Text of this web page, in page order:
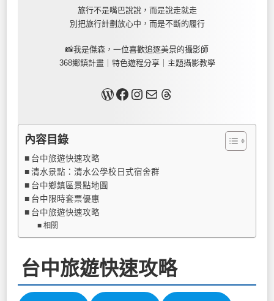
旅行不是嘴巴說說，而是說走就走
別把旅行計劃放心中，而是不斷的履行
📸我是傑森，一位喜歡追逐美景的攝影師
368鄉鎮計畫｜特色遊程分享｜主題攝影教學
關於我Facebook InstagramMail Threads
內容目錄
台中旅遊快速攻略
清水景點：清水公學校日式宿舍群
台中鄉鎮區景點地圖
台中限時套票優惠
台中旅遊快速攻略
相關
台中旅遊快速攻略